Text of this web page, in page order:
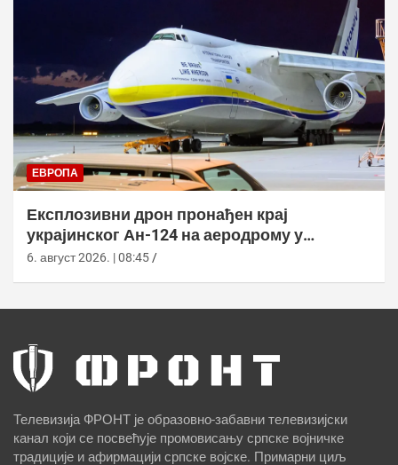
ЕВРОПА
Експлозивни дрон пронађен крај
украјинског Ан-124 на аеродрому у
Лајпцигу
6. август 2026. | 08:45
Телевизија ФРОНТ је образовно-забавни телевизијски
канал који се посвећује промовисању српске војничке
традиције и афирмацији српске војске. Примарни циљ